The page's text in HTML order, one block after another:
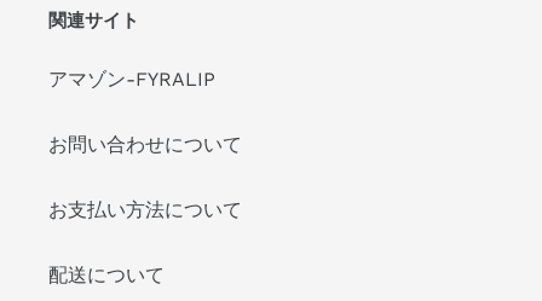
関連サイト
アマゾン-FYRALIP
お問い合わせについて
お支払い方法について
配送について